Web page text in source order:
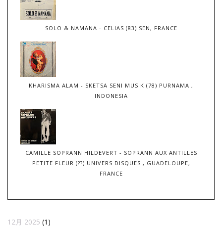
SOLO & NAMANA - CELIAS (83) SEN, FRANCE
KHARISMA ALAM - SKETSA SENI MUSIK (78) PURNAMA ,
INDONESIA
CAMILLE SOPRANN HILDEVERT - SOPRANN AUX ANTILLES
PETITE FLEUR (??) UNIVERS DISQUES , GUADELOUPE,
FRANCE
12月 2025 (1)